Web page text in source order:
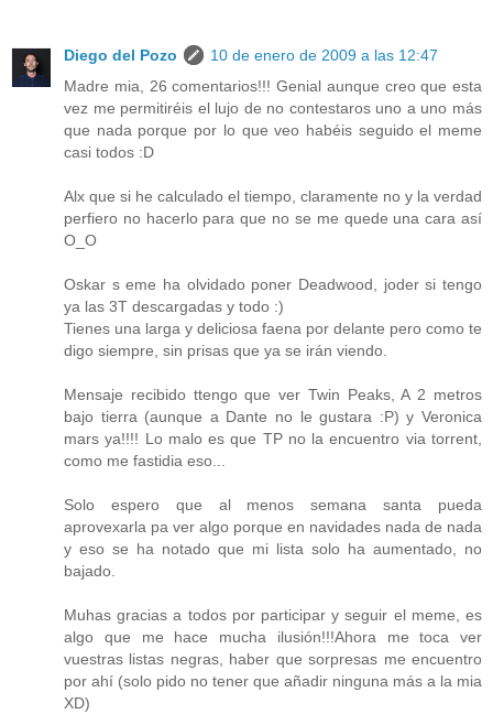
Diego del Pozo
10 de enero de 2009 a las 12:47
Madre mia, 26 comentarios!!! Genial aunque creo que esta
vez me permitiréis el lujo de no contestaros uno a uno más
que nada porque por lo que veo habéis seguido el meme
casi todos :D
Alx que si he calculado el tiempo, claramente no y la verdad
perfiero no hacerlo para que no se me quede una cara así
O_O
Oskar s eme ha olvidado poner Deadwood, joder si tengo
ya las 3T descargadas y todo :)
Tienes una larga y deliciosa faena por delante pero como te
digo siempre, sin prisas que ya se irán viendo.
Mensaje recibido ttengo que ver Twin Peaks, A 2 metros
bajo tierra (aunque a Dante no le gustara :P) y Veronica
mars ya!!!! Lo malo es que TP no la encuentro via torrent,
como me fastidia eso...
Solo espero que al menos semana santa pueda
aprovexarla pa ver algo porque en navidades nada de nada
y eso se ha notado que mi lista solo ha aumentado, no
bajado.
Muhas gracias a todos por participar y seguir el meme, es
algo que me hace mucha ilusión!!!Ahora me toca ver
vuestras listas negras, haber que sorpresas me encuentro
por ahí (solo pido no tener que añadir ninguna más a la mia
XD)